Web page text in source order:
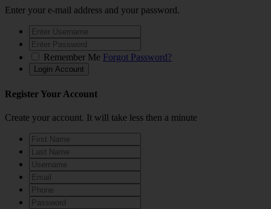
Enter your e-mail address and your password.
Remember Me Forgot Password?
Register Your Account
Create your account. It will take less then a minute